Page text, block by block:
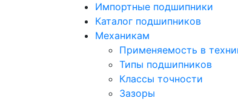
Импортные подшипники
Каталог подшипников
Механикам
Применяемость в
Типы подшипников
Классы точности
Зазоры